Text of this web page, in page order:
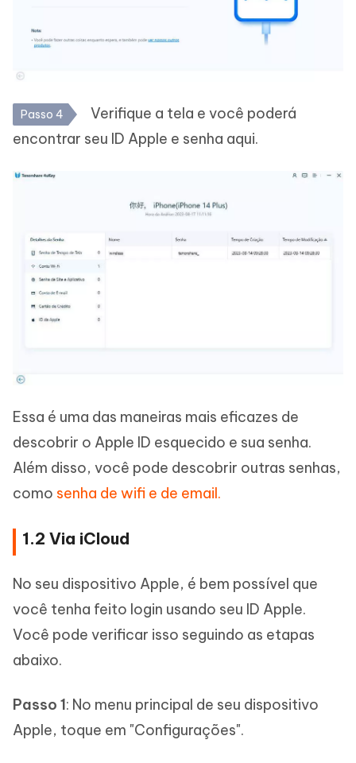
Passo 4
Verifique a tela e você poderá
encontrar seu ID Apple e senha aqui.
Essa é uma das maneiras mais eficazes de
descobrir o Apple ID esquecido e sua senha.
Além disso, você pode descobrir outras senhas,
como senha de wifi e de email.
1.2 Via iCloud
No seu dispositivo Apple, é bem possível que
você tenha feito login usando seu ID Apple.
Você pode verificar isso seguindo as etapas
abaixo.
Passo 1: No menu principal de seu dispositivo
Apple, toque em "Configurações".